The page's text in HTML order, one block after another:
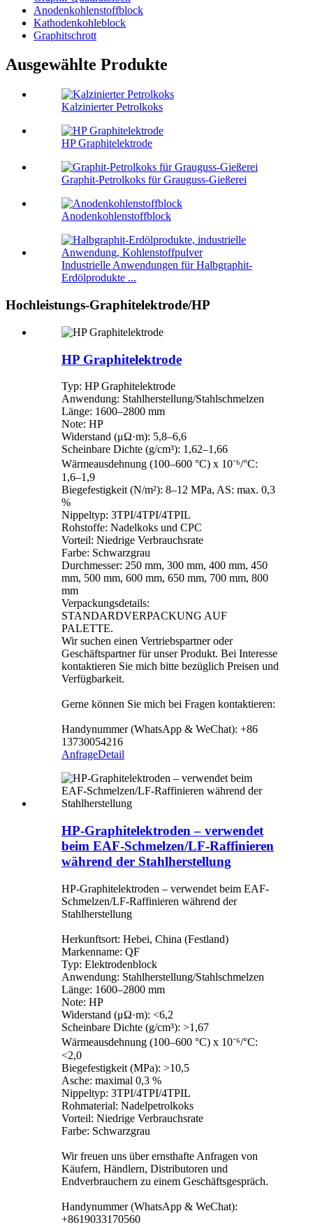
Anodenkohlenstoffblock
Kathodenkohleblock
Graphitschrott
Ausgewählte Produkte
Kalzinierter Petrolkoks
HP Graphitelektrode
Graphit-Petrolkoks für Grauguss-Gießerei
Anodenkohlenstoffblock
Industrielle Anwendungen für Halbgraphit-
Erdölprodukte ...
Hochleistungs-Graphitelektrode/HP
HP Graphitelektrode
Typ: HP Graphitelektrode
Anwendung: Stahlherstellung/Stahlschmelzen
Länge: 1600–2800 mm
Note: HP
Widerstand (μΩ·m): 5,8–6,6
Scheinbare Dichte (g/cm³): 1,62–1,66
Wärmeausdehnung (100–600 °C) x 10⁻⁶/°C:
1,6–1,9
Biegefestigkeit (N/m²): 8–12 MPa, AS: max. 0,3
%
Nippeltyp: 3TPI/4TPI/4TPIL
Rohstoffe: Nadelkoks und CPC
Vorteil: Niedrige Verbrauchsrate
Farbe: Schwarzgrau
Durchmesser: 250 mm, 300 mm, 400 mm, 450
mm, 500 mm, 600 mm, 650 mm, 700 mm, 800
mm
Verpackungsdetails:
STANDARDVERPACKUNG AUF
PALETTE.
Wir suchen einen Vertriebspartner oder
Geschäftspartner für unser Produkt. Bei Interesse
kontaktieren Sie mich bitte bezüglich Preisen und
Verfügbarkeit.
Gerne können Sie mich bei Fragen kontaktieren:
Handynummer (WhatsApp & WeChat): +86
13730054216
AnfrageDetail
HP-Graphitelektroden – verwendet
beim EAF-Schmelzen/LF-Raffinieren
während der Stahlherstellung
HP-Graphitelektroden – verwendet beim EAF-
Schmelzen/LF-Raffinieren während der
Stahlherstellung
Herkunftsort: Hebei, China (Festland)
Markenname: QF
Typ: Elektrodenblock
Anwendung: Stahlherstellung/Stahlschmelzen
Länge: 1600–2800 mm
Note: HP
Widerstand (μΩ·m): <6,2
Scheinbare Dichte (g/cm³): >1,67
Wärmeausdehnung (100–600 °C) x 10⁻⁶/°C:
<2,0
Biegefestigkeit (MPa): >10,5
Asche: maximal 0,3 %
Nippeltyp: 3TPI/4TPI/4TPIL
Rohmaterial: Nadelpetrolkoks
Vorteil: Niedrige Verbrauchsrate
Farbe: Schwarzgrau
Wir freuen uns über ernsthafte Anfragen von
Käufern, Händlern, Distributoren und
Endverbrauchern zu einem Geschäftsgespräch.
Handynummer (WhatsApp & WeChat):
+8619033170560